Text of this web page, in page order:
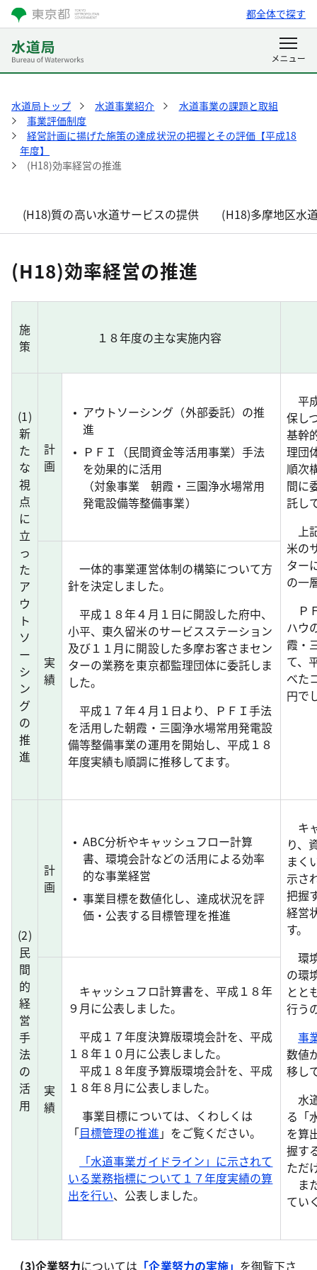
都全体で探す
水道局トップ 水道事業紹介
水道事業の課題と取組
事業評価制度
経営計画に揚げた施策の達成状況の把握とその評価【平成18
年度】
(H18)効率経営の推進
(H18)質の高い水道サービスの提供 (H18)多摩地区水
(H18)効率経営の推進
施
策
１８年度の主な実施内容
(1)
新
た
な
視
点
に
立
っ
た
ア
ウ
ト
ソ
ー
シ
ン
グ
の
推
進
計
画
アウトソーシング（外部委託）の推
進
ＰＦＩ（民間資金等活用事業）手法
を効果的に活用
（対象事業 朝霞・三園浄水場常用
発電設備等整備事業）
平
保し
基幹
理団
順次
間に
託し
上
米の
ター
の一
Ｐ
ハウ
霞・
て、
べた
円で
実
績
一体的事業運営体制の構築について方
針を決定しました。
平成１８年４月１日に開設した府中、
小平、東久留米のサービスステーション
及び１１月に開設した多摩お客さまセン
ターの業務を東京都監理団体に委託しま
した。
平成１７年４月１日より、ＰＦＩ手法
を活用した朝霞・三園浄水場常用発電設
備等整備事業の運用を開始し、平成１８
年度実績も順調に推移してます。
(2)
民
間
的
経
営
手
法
の
活
用
計
画
ABC分析やキャッシュフロー計算
書、環境会計などの活用による効率
的な事業経営
事業目標を数値化し、達成状況を評
価・公表する目標管理を推進
キ
り、
まく
示さ
把握
経営
す。
環
の環
とと
行う
事
数値
移し
水
る「
を算
握す
ただ
ま
てい
実
績
キャッシュフロ計算書を、平成１８年
９月に公表しました。
平成１７年度決算版環境会計を、平成
１８年１０月に公表しました。
平成１８年度予算版環境会計を、平成
１８年８月に公表しました。
事業目標については、くわしくは
「目標管理の推進 」をご覧ください。
「水道事業ガイドライン」に示されて
いる業務指標について１７年度実績の算
出を行い、公表しました。
(3)企業努力については 「企業努力の実施」 を御覧下さ